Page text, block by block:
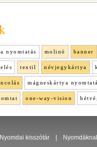
nyomtatás molinó banner
textil névjegykártya
mágneskártya
one-way-vision
Nyomdai kisszótár